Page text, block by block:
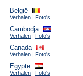
België
Verhalen | Foto's
Cambodja
Verhalen | Foto's
Canada
Verhalen | Foto's
Egypte
Verhalen | Foto's